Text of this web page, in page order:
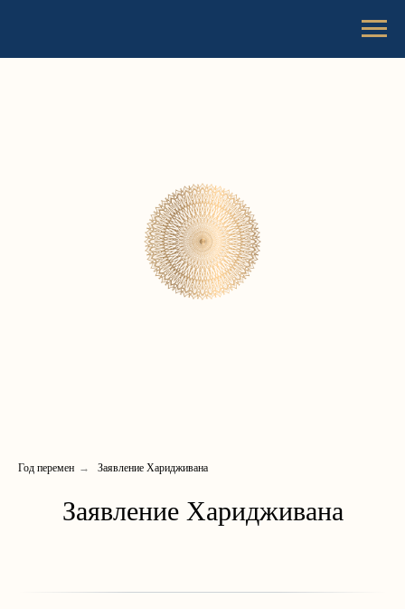
Год перемен → Заявление Харидживана
Заявление Харидживана